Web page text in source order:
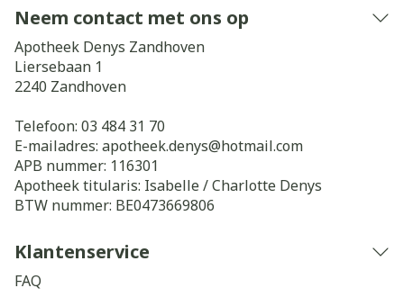
Neem contact met ons op
Apotheek Denys Zandhoven
Liersebaan 1
2240 Zandhoven
Telefoon: 03 484 31 70
E-mailadres: apotheek.denys@hotmail.com
APB nummer: 116301
Apotheek titularis: Isabelle / Charlotte Denys
BTW nummer: BE0473669806
Klantenservice
FAQ